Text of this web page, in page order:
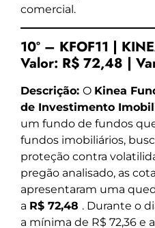
comercial.
10º – KFOF11 |
Valor: R$ 72,48 |
Descrição: O Kinea
de Investimento
um fundo de fundos
fundos imobiliários,
proteção contra
pregão analisado, as
apresentaram uma
a R$ 72,48 . Durante o
a mínima de R$ 72,36 e